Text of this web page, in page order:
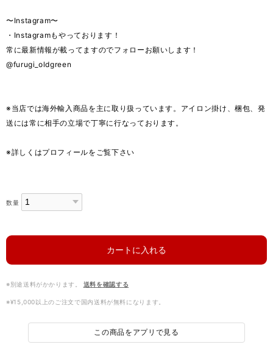
〜Instagram〜
・Instagramもやっております！
常に最新情報が載ってますのでフォローお願いします！
@furugi_oldgreen
※当店では海外輸入商品を主に取り扱っています。アイロン掛け、梱包、発
送には常に相手の立場で丁寧に行なっております。
※詳しくはプロフィールをご覧下さい
数量
カートに入れる
※別途送料がかかります。 送料を確認する
※¥15,000以上のご注文で国内送料が無料になります。
この商品をアプリで見る